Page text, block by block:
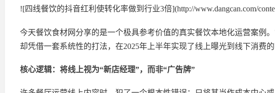
![四线餐饮的抖音红利使转化率做到行业3倍](http://www.dangcan.com/
今天餐饮食材网分享的是一个极具参考价值的真实餐饮本地化运营案例
却凭借一套系统性的打法，在2025年上半年实现了线上曝光到线下消费的
核心逻辑： 将线上视为“新店经理”，而非“广告牌”